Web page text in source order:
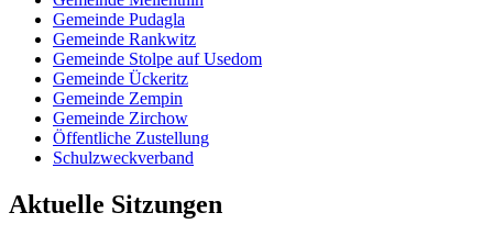
Gemeinde Pudagla
Gemeinde Rankwitz
Gemeinde Stolpe auf Usedom
Gemeinde Ückeritz
Gemeinde Zempin
Gemeinde Zirchow
Öffentliche Zustellung
Schulzweckverband
Aktuelle Sitzungen